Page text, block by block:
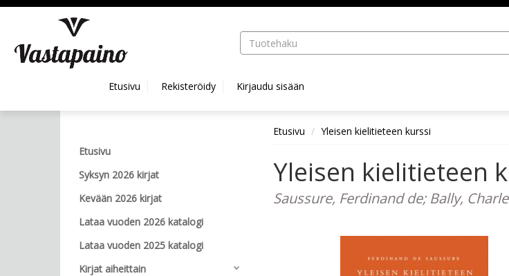
Hyppää pääsisältöön
Etusivu Rekisteröidy Kirjaudu sisään
Etusivu
Syksyn 2026 kirjat
Kevään 2026 kirjat
Lataa vuoden 2026 katalogi
Lataa vuoden 2025 katalogi
Kirjat aiheittain
Etusivu Yleisen kielitieteen kurssi
Yleisen kielitieteen
Saussure, Ferdinand de; Bally,